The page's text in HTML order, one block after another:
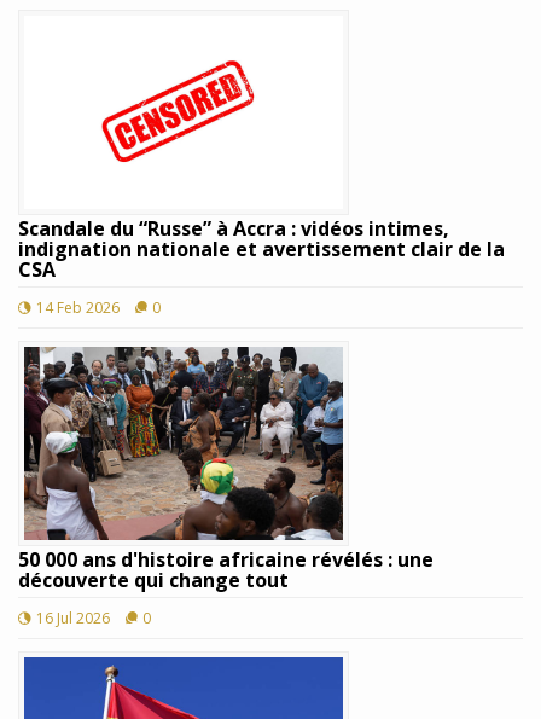
Scandale du “Russe” à Accra : vidéos intimes,
indignation nationale et avertissement clair de la
CSA
14 Feb 2026 0
50 000 ans d'histoire africaine révélés : une
découverte qui change tout
16 Jul 2026 0